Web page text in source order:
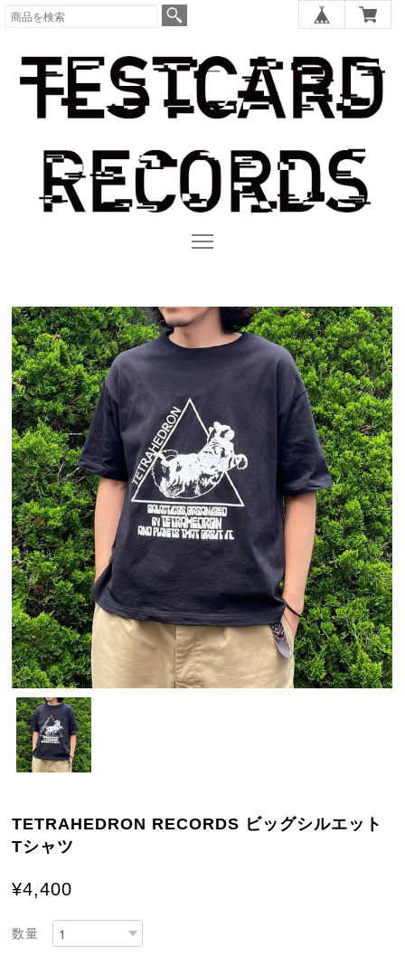
TETRAHEDRON RECORDS ビッグシルエット
Tシャツ
¥4,400
数量